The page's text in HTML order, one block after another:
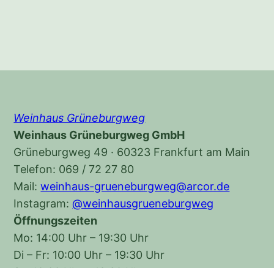
Weinhaus Grüneburgweg
Weinhaus Grüneburgweg GmbH
Grüneburgweg 49 · 60323 Frankfurt am Main
Telefon: 069 / 72 27 80
Mail:weinhaus-grueneburgweg@arcor.de
Instagram:@weinhausgrueneburgweg
Öffnungszeiten
Mo: 14:00 Uhr – 19:30 Uhr
Di – Fr: 10:00 Uhr – 19:30 Uhr